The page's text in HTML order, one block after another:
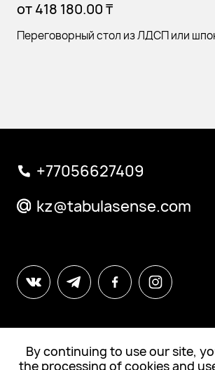
от 418 180.00 ₸
Переговорный стол из ЛДСП или
+77056627409
kz@tabulasense.com
© All Rights Reserved. Tabula
By continuing to use our site,
the processing of cookies and